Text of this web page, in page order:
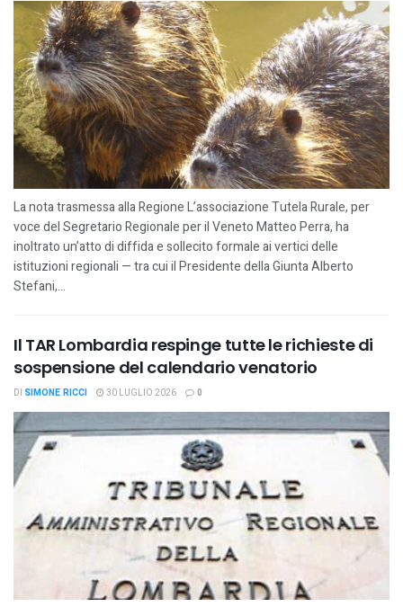
La nota trasmessa alla Regione L’associazione Tutela Rurale, per
voce del Segretario Regionale per il Veneto Matteo Perra, ha
inoltrato un’atto di diffida e sollecito formale ai vertici delle
istituzioni regionali — tra cui il Presidente della Giunta Alberto
Stefani,...
Il TAR Lombardia respinge tutte le richieste di
sospensione del calendario venatorio
DI SIMONE RICCI 30 LUGLIO 2026 0